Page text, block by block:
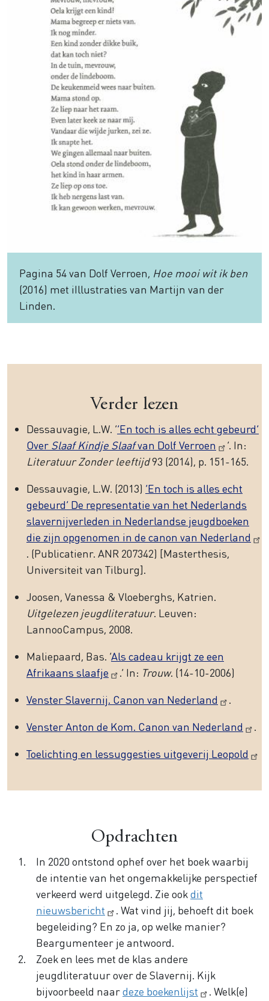
Pagina 54 van Dolf Verroen, Hoe mooi wit ik ben
(2016) met iIllustraties van Martijn van der
Linden.
Verder lezen
Dessauvagie, L.W. ‘’En toch is alles echt gebeurd’
Over Slaaf Kindje Slaafvan Dolf Verroen
’. In:
Literatuur Zonder leeftijd93 (2014), p. 151-165.
Dessauvagie, L.W. (2013) ‘En toch is alles echt
gebeurd’ De representatie van het Nederlands
slavernijverleden in Nederlandse jeugdboeken
die zijn opgenomen in de canon van Nederland
. (Publicatienr. ANR 207342) [Masterthesis,
Universiteit van Tilburg].
Joosen, Vanessa & Vloeberghs, Katrien.
Uitgelezen jeugdliteratuur. Leuven:
LannooCampus, 2008.
Maliepaard, Bas. ‘Als cadeau krijgt ze een
Afrikaans slaafje
.’ In: Trouw. (14-10-2006)
Venster Slavernij. Canon van Nederland
.
Venster Anton de Kom. Canon van Nederland
.
Toelichting en lessuggesties uitgeverij Leopold
Opdrachten
In 2020 ontstond ophef over het boek waarbij
de intentie van het ongemakkelijke perspectief
verkeerd werd uitgelegd. Zie ookdit
nieuwsbericht
. Wat vind jij, behoeft dit boek
begeleiding? En zo ja, op welke manier?
Beargumenteer je antwoord.
Zoek en lees met de klas andere
jeugdliteratuur over de Slavernij. Kijk
bijvoorbeeld naardeze boekenlijst
. Welk(e)